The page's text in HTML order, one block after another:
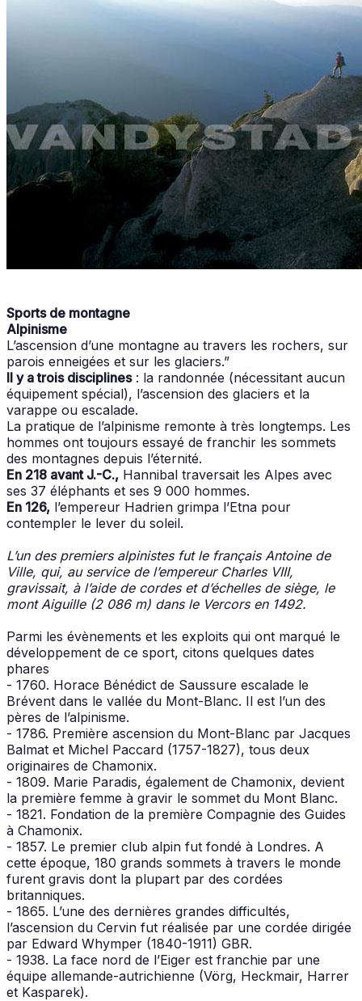
Sports de montagne
Alpinisme
L’ascension d’une montagne au travers les rochers, sur
parois enneigées et sur les glaciers.”
Il y a trois disciplines: la randonnée (nécessitant aucun
équipement spécial), l’ascension des glaciers et la
varappe ou escalade.
La pratique de l’alpinisme remonte à très longtemps. Les
hommes ont toujours essayé de franchir les sommets
des montagnes depuis l’éternité.
En 218 avant J.-C., Hannibal traversait les Alpes avec
ses 37 éléphants et ses 9 000 hommes.
En 126, l’empereur Hadrien grimpa l’Etna pour
contempler le lever du soleil.
L’un des premiers alpinistes fut le français Antoine de
Ville, qui, au service de l’empereur Charles VIII,
gravissait, à l’aide de cordes et d’échelles de siège, le
mont Aiguille (2 086 m) dans le Vercors en 1492.
Parmi les évènements et les exploits qui ont marqué le
développement de ce sport, citons quelques dates
phares
- 1760. Horace Bénédict de Saussure escalade le
Brévent dans le vallée du Mont-Blanc. Il est l’un des
pères de l’alpinisme.
- 1786. Première ascension du Mont-Blanc par Jacques
Balmat et Michel Paccard (1757-1827), tous deux
originaires de Chamonix.
- 1809. Marie Paradis, également de Chamonix, devient
la première femme à gravir le sommet du Mont Blanc.
- 1821. Fondation de la première Compagnie des Guides
à Chamonix.
- 1857. Le premier club alpin fut fondé à Londres. A
cette époque, 180 grands sommets à travers le monde
furent gravis dont la plupart par des cordées
britanniques.
- 1865. L’une des dernières grandes difficultés,
l’ascension du Cervin fut réalisée par une cordée dirigée
par Edward Whymper (1840-1911) GBR.
- 1938. La face nord de l’Eiger est franchie par une
équipe allemande-autrichienne (Vörg, Heckmair, Harrer
et Kasparek).